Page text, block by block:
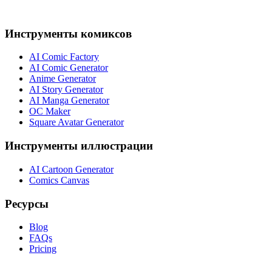
Инструменты комиксов
AI Comic Factory
AI Comic Generator
Anime Generator
AI Story Generator
AI Manga Generator
OC Maker
Square Avatar Generator
Инструменты иллюстрации
AI Cartoon Generator
Comics Canvas
Ресурсы
Blog
FAQs
Pricing